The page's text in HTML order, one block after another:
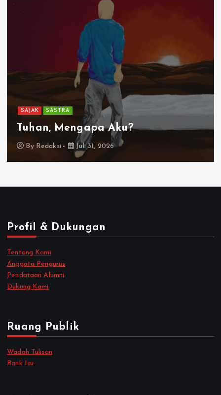
SAJAK SASTRA
Tuhan, Mengapa Aku?
By Redaksi Juli 31, 2026
Profil & Dukungan
Tentang Kami
Anggota Pengurus
Pendataan Alumni
Dukung Kami
Ruang Publik
Wadah Tulisan
Bank Isu